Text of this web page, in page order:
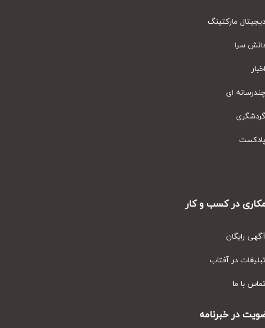
مارکتینگ
سرا
ای
در کسب و کار
رایگان
در آفتاب
با ما
در خبرنامه